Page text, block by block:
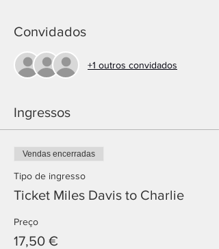
Convidados
+1 outros convidados
Ingressos
Vendas encerradas
Tipo de ingresso
Ticket Miles Davis to Charlie
Preço
17,50 €